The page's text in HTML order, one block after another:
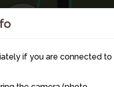
if you are connected to